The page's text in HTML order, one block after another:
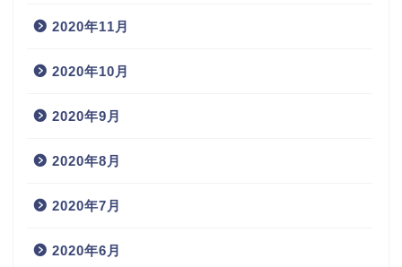
2020年11月
2020年10月
2020年9月
2020年8月
2020年7月
2020年6月